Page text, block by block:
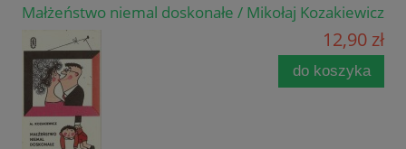
Małżeństwo niemal doskonałe / Mikołaj Kozakiewicz
12,90 zł
do koszyka